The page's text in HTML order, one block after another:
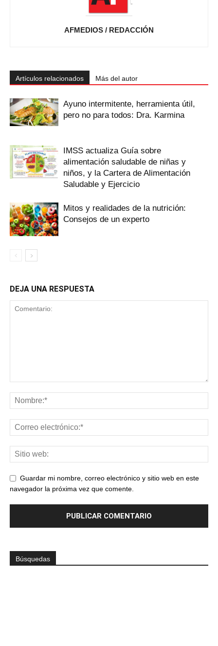
AFMEDIOS / REDACCIÓN
Artículos relacionados Más del autor
Ayuno intermitente, herramienta útil,
pero no para todos: Dra. Karmina
IMSS actualiza Guía sobre
alimentación saludable de niñas y
niños, y la Cartera de Alimentación
Saludable y Ejercicio
Mitos y realidades de la nutrición:
Consejos de un experto
DEJA UNA RESPUESTA
Guardar mi nombre, correo electrónico y sitio web en este
navegador la próxima vez que comente.
Búsquedas